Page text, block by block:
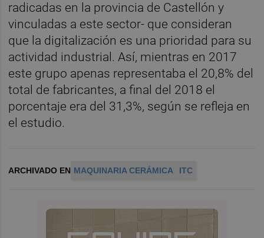
radicadas en la provincia de Castellón y
vinculadas a este sector- que consideran
que la digitalización es una prioridad para su
actividad industrial. Así, mientras en 2017
este grupo apenas representaba el 20,8% del
total de fabricantes, a final del 2018 el
porcentaje era del 31,3%, según se refleja en
el estudio.
ARCHIVADO EN MAQUINARIA CERÁMICA ITC